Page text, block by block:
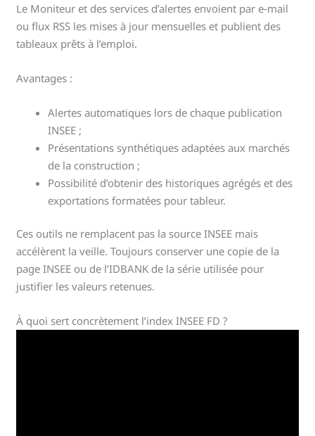
Le Moniteur et des services d’alertes envoient par e‑mail
ou flux RSS les mises à jour mensuelles et publient des
tableaux prêts à l’emploi.
Avantages :
Alertes automatiques lors de chaque publication
INSEE ;
Présentations synthétiques adaptées aux marchés
de la construction ;
Possibilité d’obtenir des historiques agrégés et des
exportations formatées pour tableur.
Ces outils ne remplacent pas la source INSEE mais
accélèrent la veille. Toujours conserver une copie de la
page INSEE ou de l’IDBANK de la série utilisée pour
justifier les valeurs retenues.
À quoi sert concrètement l’index INSEE FD ?